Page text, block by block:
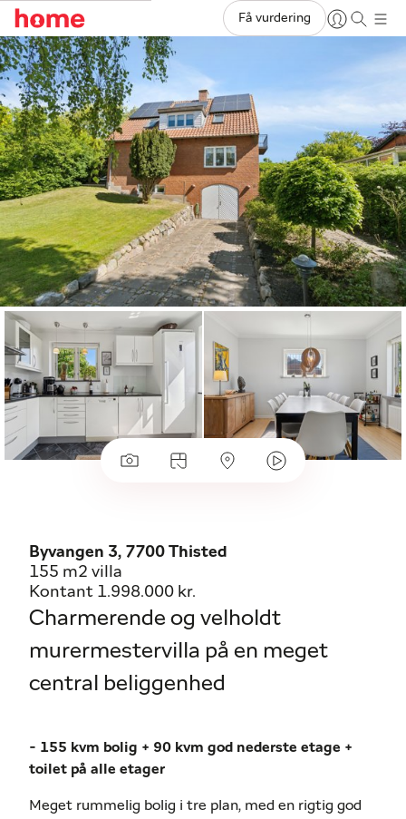
Få vurdering
Byvangen 3, 7700 Thisted
155 m2 villa
Kontant 1.998.000 kr.
Charmerende og velholdt
murermestervilla på en meget
central beliggenhed
- 155 kvm bolig + 90 kvm god nederste etage +
toilet på alle etager
Meget rummelig bolig i tre plan, med en rigtig god